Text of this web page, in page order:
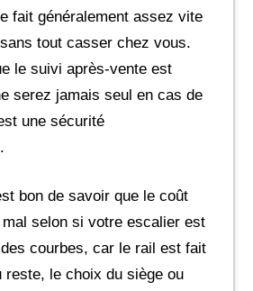
fait généralement assez vite
tout casser chez vous.
le suivi après-vente est
serez jamais seul en cas de
une sécurité
bon de savoir que le coût
selon si votre escalier est
courbes, car le rail est fait
reste, le choix du siège ou